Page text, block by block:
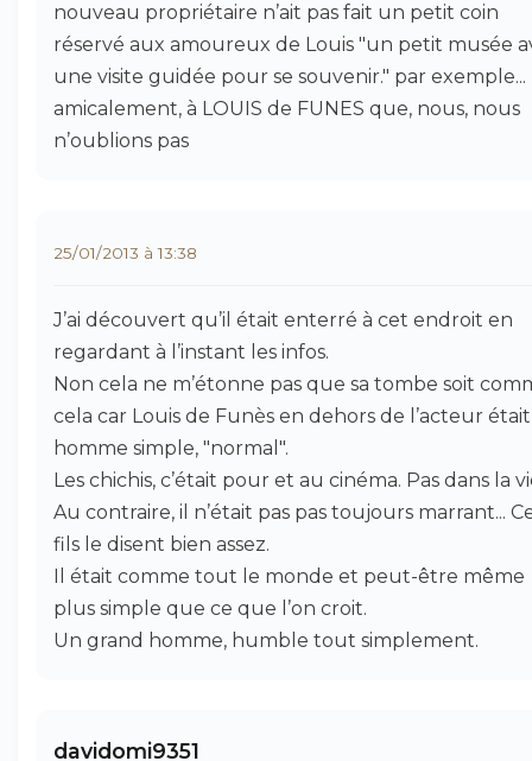
nouveau propriétaire n’ait pas fait un petit coin
réservé aux amoureux de Louis "un petit musée
une visite guidée pour se souvenir." par exemple...
amicalement, à LOUIS de FUNES que, nous, nous
n’oublions pas
25/01/2013 à 13:38
J’ai découvert qu’il était enterré à cet endroit en
regardant à l’instant les infos.
Non cela ne m’étonne pas que sa tombe soit
cela car Louis de Funès en dehors de l’acteur
homme simple, "normal".
Les chichis, c’était pour et au cinéma. Pas dans la
Au contraire, il n’était pas pas toujours marrant...
fils le disent bien assez.
Il était comme tout le monde et peut-être même
plus simple que ce que l’on croit.
Un grand homme, humble tout simplement.
davidomi9351